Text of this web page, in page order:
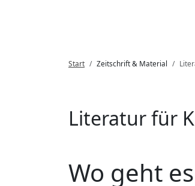
Start Zeitschrift & Material
Literatur für
Wo geht